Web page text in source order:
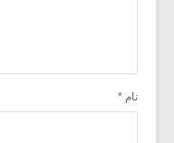
نام *